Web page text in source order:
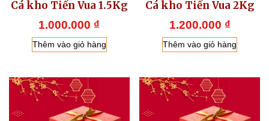
Cá kho Tiến Vua 1.5Kg
1.000.000 ₫
Thêm vào giỏ hàng
Cá kho Tiến Vua 2Kg
1.200.000 ₫
Thêm vào giỏ hàng